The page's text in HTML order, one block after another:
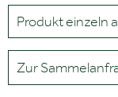
Produkt einzeln
Zur